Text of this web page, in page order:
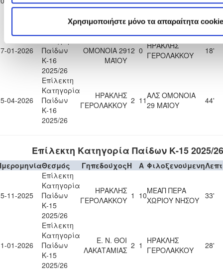
Χρησιμοποιήστε μόνο τα απαραίτητα
Κ-16
ΧΛΩΡΑΚΑΣ
ΓΕΡΟΛΑΚΚΟΥ
01-2026
Παίδων
Κ-16
2025/26
ΟΜΟΝΟΙΑ 29
ΜΑΪΟΥ
12 0 ΗΡΑΚΛΗΣ
ΓΕΡΟΛΑΚΚΟΥ
18'
04-2026
Επίλεκτη
Κατηγορία
Παίδων
Κ-16
2025/26
ΗΡΑΚΛΗΣ
ΓΕΡΟΛΑΚΚΟΥ 2 11ΑΛΣ ΟΜΟΝΟΙΑ
29 ΜΑΪΟΥ
44'
Επίλεκτη Κατηγορία Παίδων Κ-15 2025/26
Θεσμός ΓηπεδούχοςH A Φιλοξενούμενη
11-2025
Επίλεκτη
Κατηγορία
Παίδων
Κ-15
2025/26
ΗΡΑΚΛΗΣ
ΓΕΡΟΛΑΚΚΟΥ 1 10ΜΕΑΠ ΠΕΡΑ
ΧΩΡΙΟΥ ΝΗΣΟΥ 33'
01-2026
Επίλεκτη
Κατηγορία
Παίδων
Κ-15
2025/26
Ε. Ν. ΘΟΙ
ΛΑΚΑΤΑΜΙΑΣ 2 1 ΗΡΑΚΛΗΣ
ΓΕΡΟΛΑΚΚΟΥ
28'